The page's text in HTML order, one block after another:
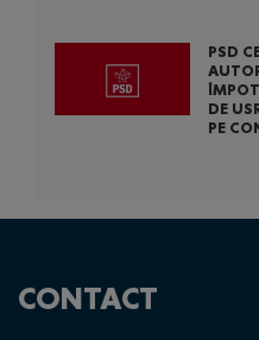
PSD
DE
PE
CONTACT